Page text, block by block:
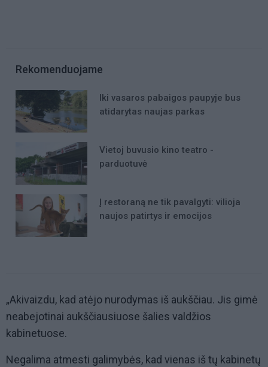
Rekomenduojame
Iki vasaros pabaigos paupyje bus
atidarytas naujas parkas
Vietoj buvusio kino teatro -
parduotuvė
Į restoraną ne tik pavalgyti: vilioja
naujos patirtys ir emocijos
„Akivaizdu, kad atėjo nurodymas iš aukščiau. Jis gimė
neabejotinai aukščiausiuose šalies valdžios
kabinetuose.
Negalima atmesti galimybės, kad vienas iš tų kabinetų